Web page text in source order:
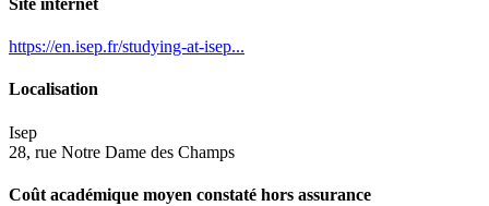
https://en.isep.fr/studying-at-isep...
Localisation
Isep
28, rue Notre Dame des Champs
Coût académique moyen constaté hors assurance